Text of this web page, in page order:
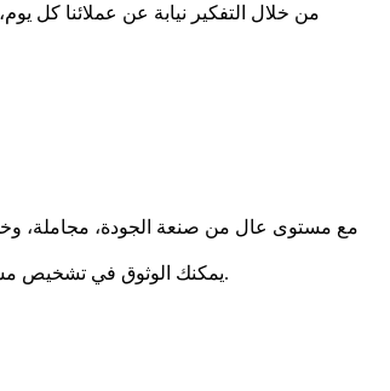
من خلال التفكير نيابة عن عملائنا كل
مع مستوى عال من صنعة الجودة، مجاملة،
يمكنك الوثوق في تشخيص مشاكل السباكة بدقة وإصلاحها في المرة الأولى؟ لا تنظر أبعد من خدمة السباكة الأمريكية.